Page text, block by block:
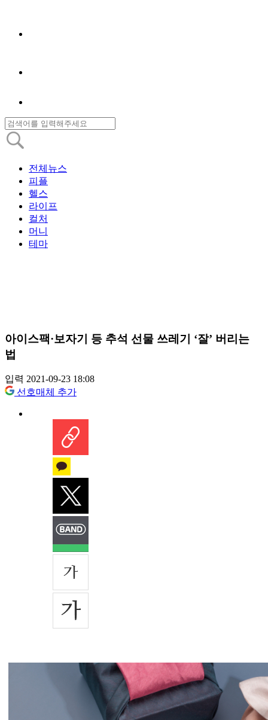
전체뉴스
피플
헬스
라이프
컬처
머니
테마
아이스팩·보자기 등 추석 선물 쓰레기 ‘잘’ 버리는
법
입력 2021-09-23 18:08
선호매체 추가